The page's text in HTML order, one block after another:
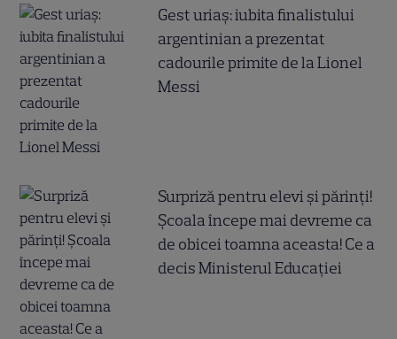
Gest uriaș: iubita finalistului
argentinian a prezentat
cadourile primite de la Lionel
Messi
Surpriză pentru elevi și părinți!
Școala începe mai devreme ca
de obicei toamna aceasta! Ce a
decis Ministerul Educației